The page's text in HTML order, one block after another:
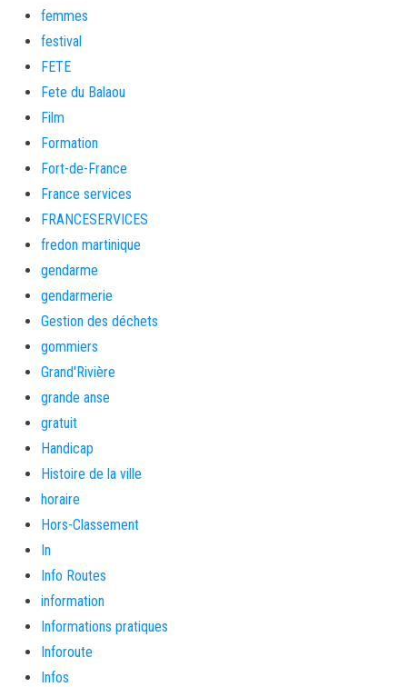
femmes
festival
FETE
Fete du Balaou
Film
Formation
Fort-de-France
France services
FRANCESERVICES
fredon martinique
gendarme
gendarmerie
Gestion des déchets
gommiers
Grand'Rivière
grande anse
gratuit
Handicap
Histoire de la ville
horaire
Hors-Classement
In
Info Routes
information
Informations pratiques
Inforoute
Infos